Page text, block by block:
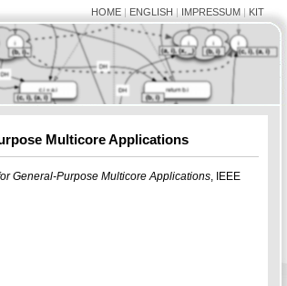
HOME| ENGLISH | IMPRESSUM| KIT
Multicore Applications
General-Purpose Multicore Applications, IEEE